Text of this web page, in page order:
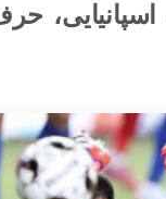
اسپانیایی،